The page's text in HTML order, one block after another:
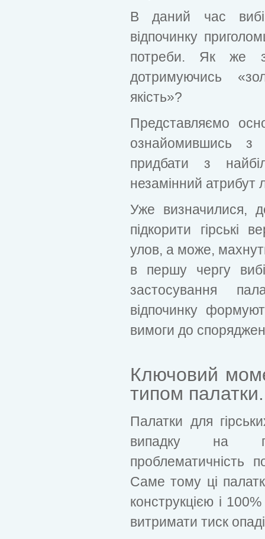
В даний час
відпочинку
потреби. Як же
дотримуючись
якість»?
Представляємо
ознайомившись
придбати з
незамінний атрибут
Уже визначилися,
підкорити гірські
улов, а може,
в першу чергу
застосування
відпочинку
вимоги до
Ключовий
типом палатки.
Палатки для
випадку на
проблематичність
Саме тому ці
конструкцією і
витримати тиск